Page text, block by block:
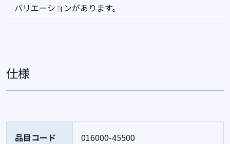
バリエーションがあります。
仕様
品目コード 016000-45500